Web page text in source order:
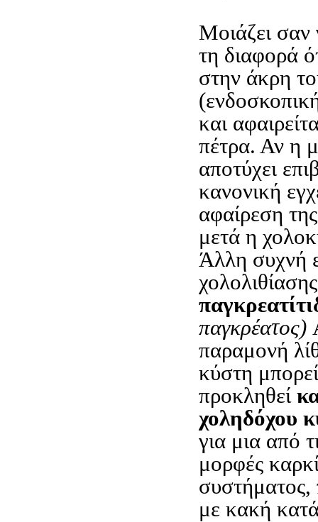
Μοιάζει
τη διαφορά
στην άκρη
και
πέτρα. Αν η
αποτύχει
κανονική
αφαίρεση
μετά η
Άλλη συχνή
παγκρέατος)
παραμονή
κύστη
προκληθεί
χοληδόχου
για μια από
μορφές
συστήματος,
με κακή